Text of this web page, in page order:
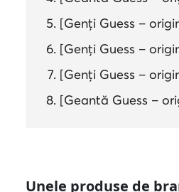
[Genți Guess –
[Genți Guess –
[Genți Guess –
[Geantă Guess –
Unele produse de